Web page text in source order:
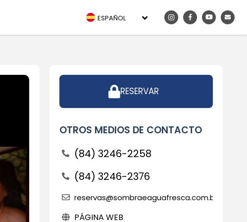
ESPAÑOL
RESERVAR
OTROS MEDIOS DE CONTACTO
(84) 3246-2258
(84) 3246-2376
reservas@sombraeaguafresca.com.br
PÁGINA WEB